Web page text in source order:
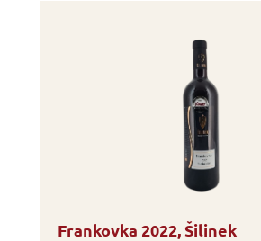
Frankovka 2022, Šilinek